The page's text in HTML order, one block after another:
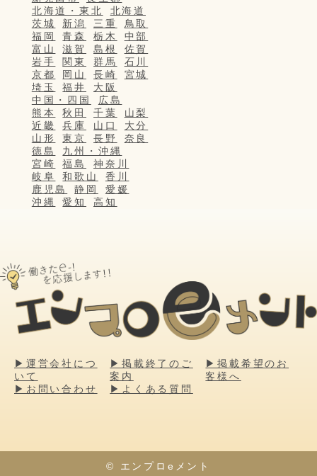
北海道・東北
北海道
茨城
新潟 三重
鳥取
福岡
青森 栃木
中部
富山
滋賀 島根
佐賀
岩手
関東 群馬
石川
京都
岡山 長崎
宮城
埼玉
福井
大阪
中国・四国
広島
熊本
秋田 千葉
山梨
近畿
兵庫 山口
大分
山形
東京 長野
奈良
徳島
九州・沖縄
宮崎
福島
神奈川
岐阜
和歌山
香川
鹿児島
静岡
愛媛
沖縄
愛知 高知
▶運営会社につ
いて
▶掲載終了のご
案内
▶掲載希望のお
客様へ
▶お問い合わせ
▶よくある質問
© エンプロeメント